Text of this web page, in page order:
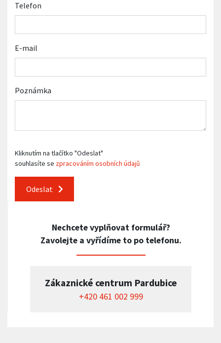
Telefon
E-mail
Poznámka
Kliknutím na tlačítko "Odeslat"
souhlasíte se zpracováním osobních údajů
Odeslat
Nechcete vyplňovat formulář?
Zavolejte a vyřídíme to po telefonu.
Zákaznické centrum Pardubice
+420 461 002 999